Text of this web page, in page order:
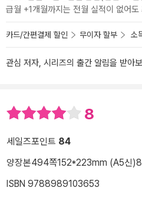
급월 +1개월까지는 전월 실적이 없어
카드/간편결제 할인 무이자 할부 소
관심 저자, 시리즈의 출간 알림을 받아
8
세일즈포인트 84
양장본494쪽152*223mm (A5신)
ISBN 9788989103653